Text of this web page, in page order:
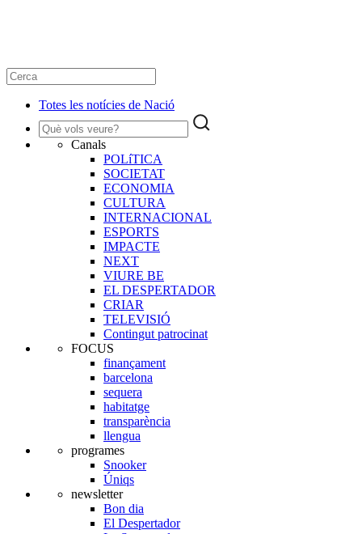
Totes les notícies de Nació
Canals
POLíTICA
SOCIETAT
ECONOMIA
CULTURA
INTERNACIONAL
ESPORTS
IMPACTE
NEXT
VIURE BE
EL DESPERTADOR
CRIAR
TELEVISIÓ
Contingut patrocinat
FOCUS
finançament
barcelona
sequera
habitatge
transparència
llengua
programes
Snooker
Úniqs
newsletter
Bon dia
El Despertador